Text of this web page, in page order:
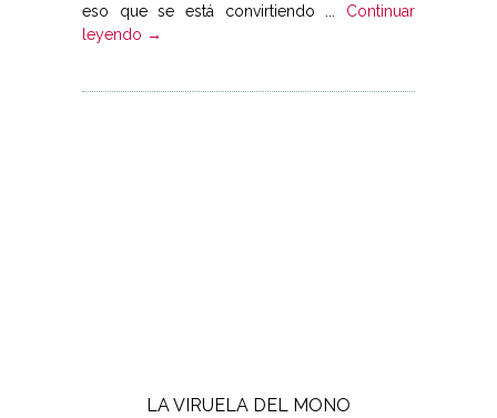
eso que se está convirtiendo ... Continuar
leyendo →
LA VIRUELA DEL MONO